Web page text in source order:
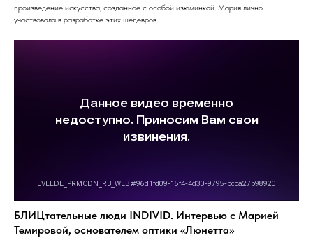
произведение искусства, созданное с особой изюминкой. Мария лично
участвовала в разработке этих шедевров.
БЛИЦтательные люди INDIVID. Интервью с Марией
Темировой, основателем оптики «Люнетта»